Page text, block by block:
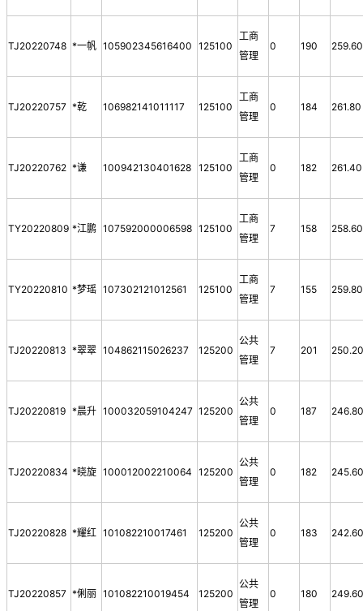
TJ20220748 *一帆 105902345616400 125100
工商
管理
0 190 259.60
TJ20220757 *乾 106982141011117 125100
工商
管理
0 184 261.80
TJ20220762 *谦 100942130401628 125100
工商
管理
0 182 261.40
TY20220809 *江鹏 107592000006598 125100
工商
管理
7 158 258.60
TY20220810 *梦瑶 107302121012561 125100
工商
管理
7 155 259.80
TJ20220813 *翠翠 104862115026237 125200
公共
管理
7 201
TJ20220819 *晨升 100032059104247 125200
公共
管理
0 187
TJ20220834 *晓旋 100012002210064 125200
公共
管理
0 182
TJ20220828 *耀红 101082210017461 125200
公共
管理
0 183
TJ20220857 *俐丽 101082210019454 125200
公共
管理
0 180